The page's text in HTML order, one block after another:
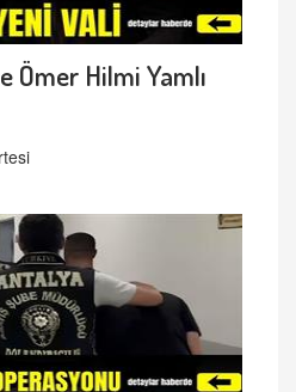
Ömer Hilmi Yamlı